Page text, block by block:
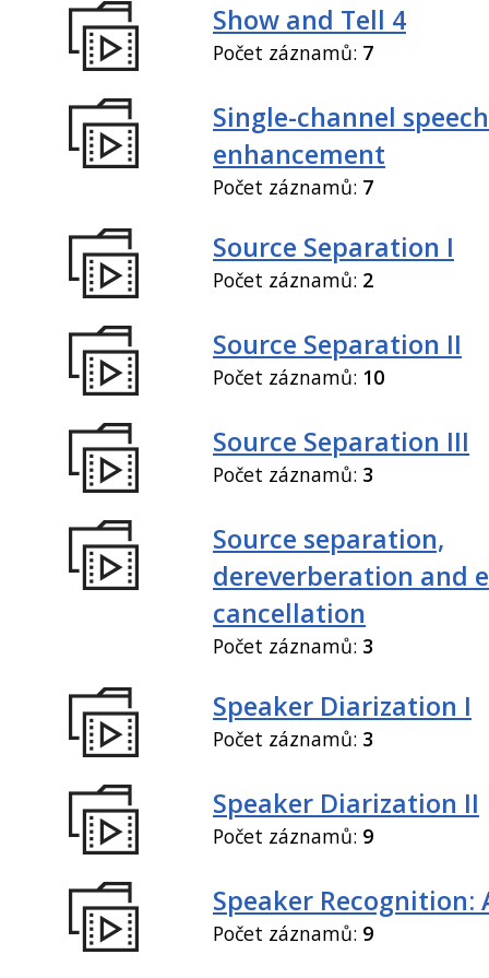
Show and Tell 4
Počet záznamů: 7
Single-channel speech
enhancement
Počet záznamů: 7
Source Separation I
Počet záznamů: 2
Source Separation II
Počet záznamů: 10
Source Separation III
Počet záznamů: 3
Source separation,
dereverberation and
cancellation
Počet záznamů: 3
Speaker Diarization I
Počet záznamů: 3
Speaker Diarization II
Počet záznamů: 9
Speaker Recognition:
Počet záznamů: 9